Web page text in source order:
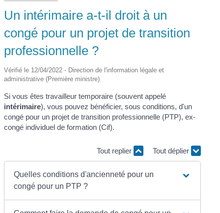
Un intérimaire a-t-il droit à un
congé pour un projet de transition
professionnelle ?
Vérifié le 12/04/2022 - Direction de l'information légale et
administrative (Première ministre)
Si vous êtes travailleur temporaire (souvent appelé
intérimaire), vous pouvez bénéficier, sous conditions, d'un
congé pour un projet de transition professionnelle (PTP), ex-
congé individuel de formation (Cif).
Tout replier Tout déplier
Quelles conditions d'ancienneté pour un
congé pour un PTP ?